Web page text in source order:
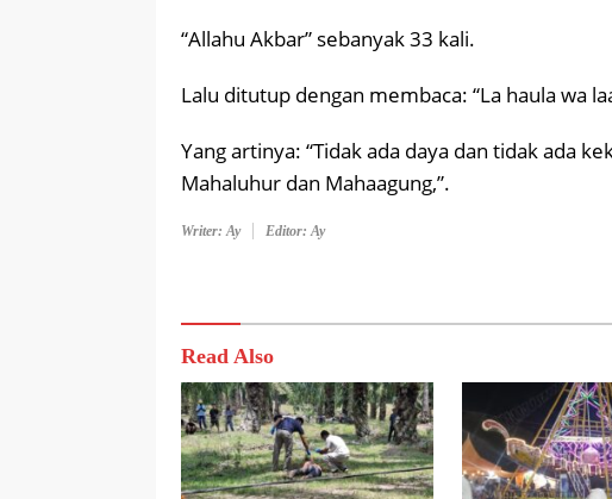
“Allahu Akbar” sebanyak 33 kali.
Lalu ditutup dengan membaca: “La haula wa
Yang artinya: “Tidak ada daya dan tidak ada
Mahaluhur dan Mahaagung,”.
Writer: Ay Editor: Ay
Read Also